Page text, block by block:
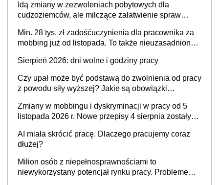
stosunku pracy
Idą zmiany w zezwoleniach pobytowych dla
cudzoziemców, ale milczące załatwienie spraw
Min. 28 tys. zł zadośćuczynienia dla pracownika za
mobbing już od listopada. To także nieuzasadniona
Sierpień 2026: dni wolne i godziny pracy
Czy upał może być podstawą do zwolnienia od pracy
z powodu siły wyższej? Jakie są obowiązki
Zmiany w mobbingu i dyskryminacji w pracy od 5
listopada 2026 r. Nowe przepisy 4 sierpnia zostały
AI miała skrócić pracę. Dlaczego pracujemy coraz
dłużej?
Milion osób z niepełnosprawnościami to
niewykorzystany potencjał rynku pracy. Problemem